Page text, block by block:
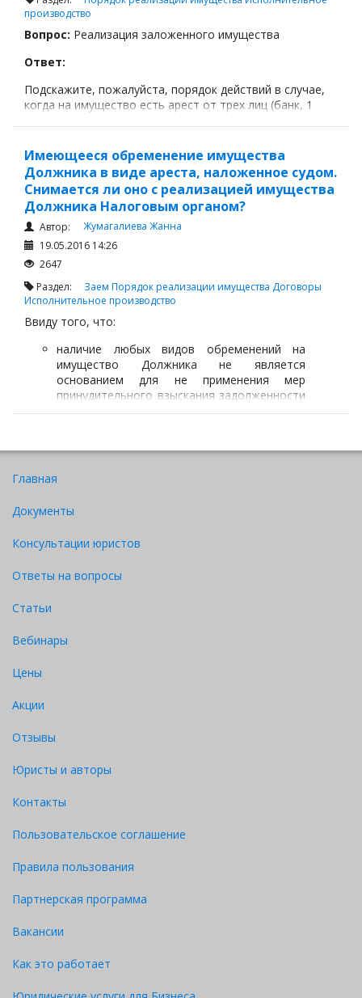
производство
Вопрос: Реализация заложенного имущества
Ответ:
Подскажите, пожалуйста, порядок действий в случае,
когда на имущество есть арест от трех лиц (банк, 1
реализации залогового имущества происходит
удовлетворение требований кредиторов? Другими
словами кто из кредиторов будет первым на получение
денег от продажи имущества?
Имеющееся обременение имущества
Должника в виде ареста, наложенное судом.
Снимается ли оно с реализацией имущества
Должника Налоговым органом?
Автор:
Жумагалиева Жанна
19.05.2016 14:26
2647
Раздел: Заем Порядок реализации имущества Договоры
Исполнительное производство
Ввиду того, что:
наличие любых видов обременений на
имущество Должника не является
основанием для не применения мер
принудительного взыскания задолженности
(п. 2 статьи 614 НК РК);
наложенные на имущество Должника
Главная
Документы
Консультации юристов
Ответы на вопросы
Статьи
Вебинары
Цены
Акции
Отзывы
Юристы и авторы
Контакты
Пользовательское соглашение
Правила пользования
Партнерская программа
Вакансии
Как это работает